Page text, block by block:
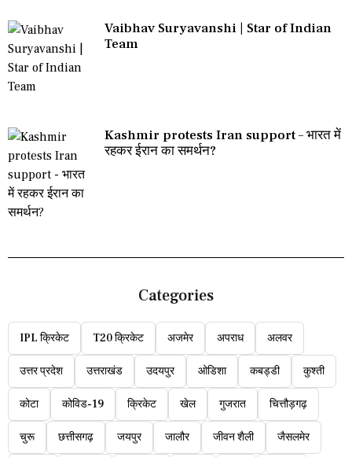
Vaibhav Suryavanshi | Star of Indian
Team
Kashmir protests Iran support – भारत में
रहकर ईरान का समर्थन?
Categories
IPL क्रिकेट T20 क्रिकेट अजमेर अपराध अलवर
उत्तर प्रदेश उत्तराखंड उदयपुर ओडिशा कबड्डी कुश्ती
कोटा कोविड-19 क्रिकेट खेल गुजरात चित्तौड़गढ़
चुरू छत्तीसगढ़ जयपुर जालौर जीवन शैली जैसलमेर